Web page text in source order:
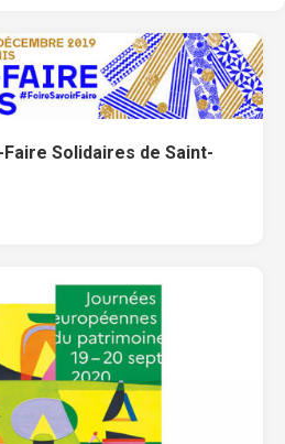
Solidaires de Saint-